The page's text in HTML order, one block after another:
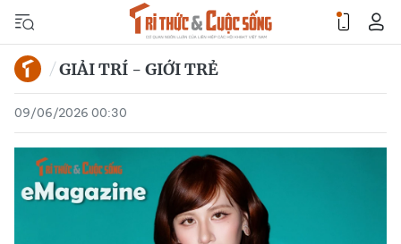
GIẢI TRÍ - GIỚI TRẺ
09/06/2026 00:30